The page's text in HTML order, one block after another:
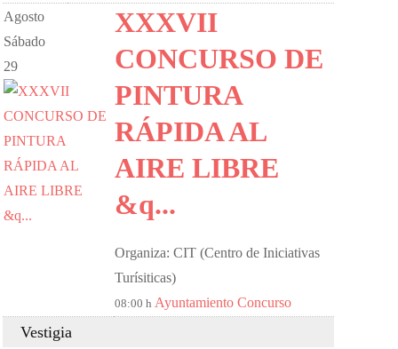
Agosto
Sábado
29
XXXVII
CONCURSO DE
PINTURA
RÁPIDA AL
AIRE LIBRE
&q...
Organiza: CIT (Centro de Iniciativas
Turísiticas)
08:00 h Ayuntamiento Concurso
Vestigia